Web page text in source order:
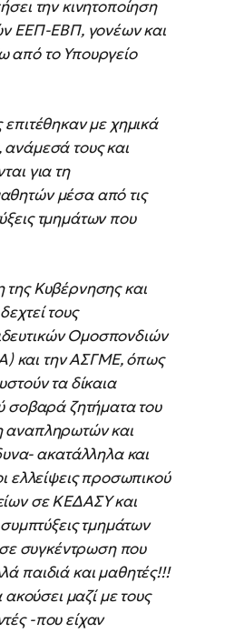
την κινητοποίηση
ΕΕΠ-ΕΒΠ, γονέων και
από το Υπουργείο
επιτέθηκαν με χημικά
τους και
για τη
μέσα από τις
τμημάτων που
Κυβέρνησης και
τους
Ομοσπονδιών
την ΑΣΓΜΕ, όπως
τα δίκαια
σοβαρά ζητήματα του
αναπληρωτών και
ακατάλληλα και
ελλείψεις προσωπικού
σε ΚΕΔΑΣΥ και
τμημάτων
συγκέντρωση που
παιδιά και μαθητές!!!
μαζί με τους
-που είχαν